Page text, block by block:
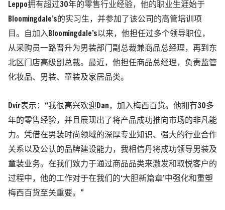
Leppo拥有超过30年的零售行业经验，他的职业生涯始于
Bloomingdale’s的实习生，并参加了该公司的高管培训项
目。自加入Bloomingdale’s以来，他担任过多个领导职位，
从采购员一路晋升为男装部门副总裁兼商品总经理，再到东
北区门店高级副总裁。最近，他担任商品总经理，负责监管
化妆品、男装、童装及家居品类。
Dvir表示：“我很高兴欢迎Dan，加入梅西百货。他拥有30多
年的零售经验，并且展现出了将产品成功推向市场的非凡能
力。凭借在男装时尚领域的深厚专业知识、强大的行业合作
关系以及公认的品牌建设能力，我相信丹将成功领导男装及
童装业务。在我们致力于通过商品品类来激发和取悦客户的
过程中，他的工作对于在我们的‘大胆新篇章’中强化和重塑
梅西百货至关重要。”